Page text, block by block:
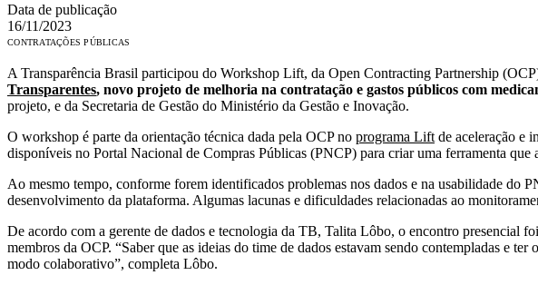
Data de publicação
16/11/2023
CONTRATAÇÕES PÚBLICAS
A Transparência Brasil participou do Workshop Lift, da Open Contracting Partnership
Transparentes, novo projeto de melhoria na contratação e gastos públicos com
projeto, e da Secretaria de Gestão do Ministério da Gestão e Inovação.
O workshop é parte da orientação técnica dada pela OCP no programa Lift de aceleração e
disponíveis no Portal Nacional de Compras Públicas (PNCP) para criar uma ferramenta
Ao mesmo tempo, conforme forem identificados problemas nos dados e na usabilidade do
desenvolvimento da plataforma. Algumas lacunas e dificuldades relacionadas ao
De acordo com a gerente de dados e tecnologia da TB, Talita Lôbo, o encontro presencial
membros da OCP. “Saber que as ideias do time de dados estavam sendo contempladas e
modo colaborativo”, completa Lôbo.